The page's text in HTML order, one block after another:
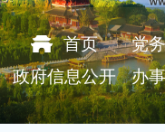
首页 党
政府信息公开
办